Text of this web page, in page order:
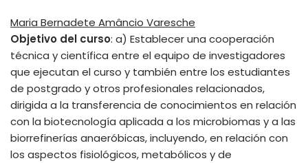
Maria Bernadete Amâncio Varesche
Objetivo del curso: a) Establecer una cooperación
técnica y científica entre el equipo de investigadores
que ejecutan el curso y también entre los estudiantes
de postgrado y otros profesionales relacionados,
dirigida a la transferencia de conocimientos en relación
con la biotecnología aplicada a los microbiomas y a las
biorrefinerías anaeróbicas, incluyendo, en relación con
los aspectos fisiológicos, metabólicos y de